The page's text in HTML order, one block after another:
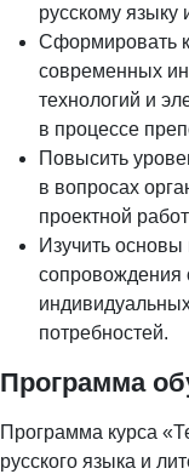
русскому языку
Сформировать
современных
технологий и
в процессе
Повысить
в вопросах
проектной
Изучить основы
сопровождения
потребностей.
Программа
Программа курса
русского языка и